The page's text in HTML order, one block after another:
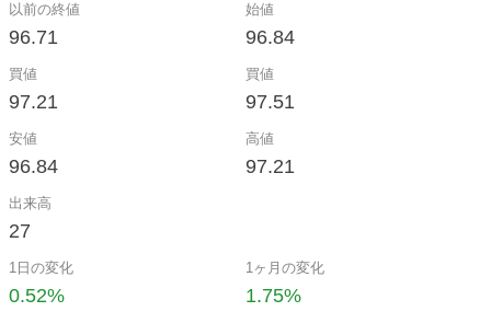
以前の終値
96.71
始値
96.84
買値
97.21
買値
97.51
安値
96.84
高値
97.21
出来高
27
1日の変化
0.52%
1ヶ月の変化
1.75%